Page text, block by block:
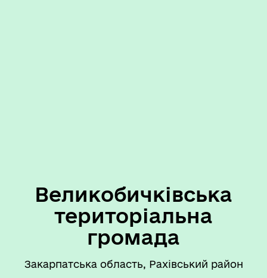
Великобичківська
територіальна
громада
Закарпатська область, Рахівський район